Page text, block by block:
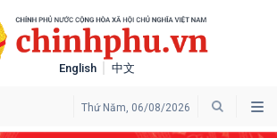
English 中文
Thứ Năm, 06/08/2026